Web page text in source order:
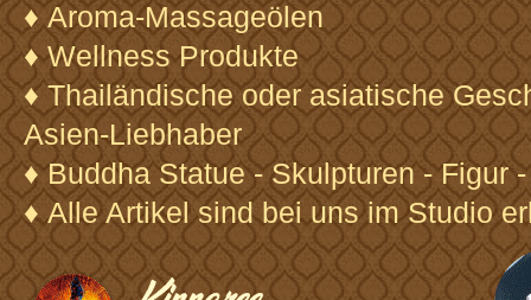
♦ Aroma-Massageölen
♦ Wellness Produkte
♦ Thailändische oder asiatische
Asien-Liebhaber
♦ Buddha Statue - Skulpturen - Figur
♦ Alle Artikel sind bei uns im Studio